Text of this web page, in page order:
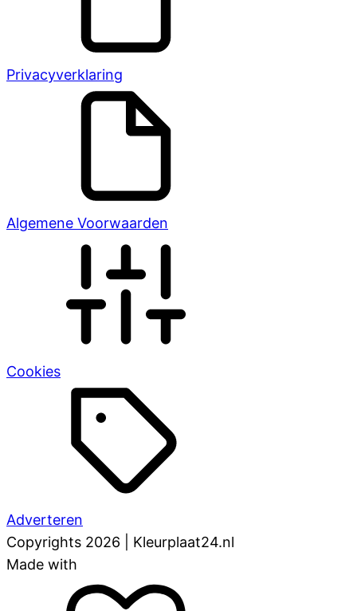
Privacyverklaring
Algemene Voorwaarden
Cookies
Adverteren
Copyrights 2026 | Kleurplaat24.nl
Made with